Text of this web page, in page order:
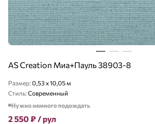
AS Creation Миа+Пауль 38903-8
Размер: 0,53 x 10,05 м
Стиль: Современный
Нужно немного подождать
2 550 ₽ / рул